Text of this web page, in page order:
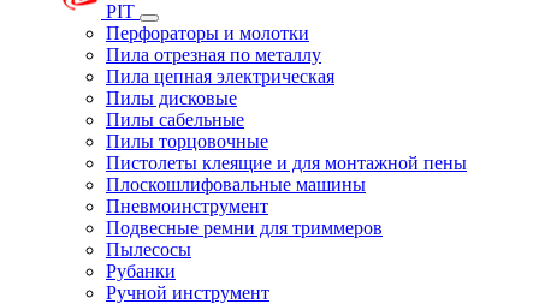
PIT
Перфораторы и молотки
Пила отрезная по металлу
Пила цепная электрическая
Пилы дисковые
Пилы сабельные
Пилы торцовочные
Пистолеты клеящие и для монтажной пены
Плоскошлифовальные машины
Пневмоинструмент
Подвесные ремни для триммеров
Пылесосы
Рубанки
Ручной инструмент